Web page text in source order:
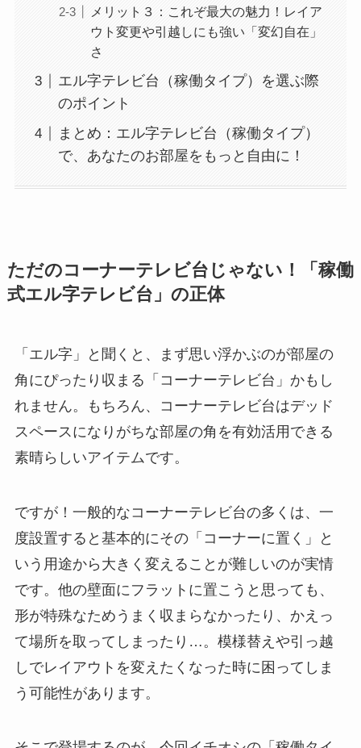
メリット３：これぞ最大の魅力！レイア
ウト変更や引越しにも強い「変幻自在」
さ
エル字テレビ台（稼働タイプ）を選ぶ際
のポイント
まとめ：エル字テレビ台（稼働タイプ）
で、あなたのお部屋をもっと自由に！
ただのコーナーテレビ台じゃない！「稼働
式エル字テレビ台」の正体
「エル字」と聞くと、まず思い浮かぶのが部屋の
角にぴったり収まる「コーナーテレビ台」かもし
れません。もちろん、コーナーテレビ台はデッド
スペースになりがちな部屋の角を有効活用できる
素晴らしいアイテムです。
ですが！一般的なコーナーテレビ台の多くは、一
度設置すると基本的にその「コーナーに置く」と
いう用途から大きく変えることが難しいのが実情
です。他の壁面にフラットに置こうと思っても、
形が特殊なためうまく収まらなかったり、かえっ
て場所を取ってしまったり…。模様替えや引っ越
しでレイアウトを変えたくなった時に困ってしま
う可能性があります。